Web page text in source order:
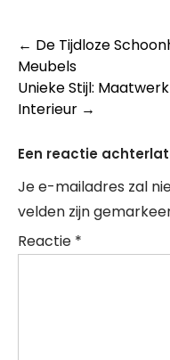
← De Tijdloze
Meubels
Unieke Stijl:
Interieur →
Een reactie
Je e-mailadres zal
velden zijn
Reactie *